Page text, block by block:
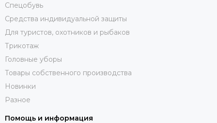
Спецобувь
Средства индивидуальной защиты
Для туристов, охотников и рыбаков
Трикотаж
Головные уборы
Товары собственного производства
Новинки
Разное
Помощь и информация